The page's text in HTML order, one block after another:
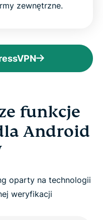
zewnętrzne.
funkcje
Android
oparty na technologii
weryfikacji